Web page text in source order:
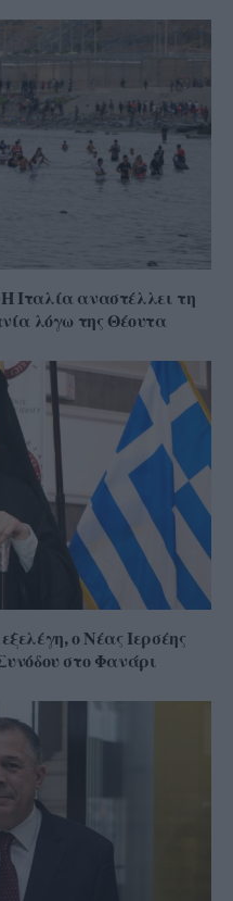
Ιταλία αναστέλλει τη
λόγω της Θέουτα
ο Νέας Ιερσέης
στο Φανάρι